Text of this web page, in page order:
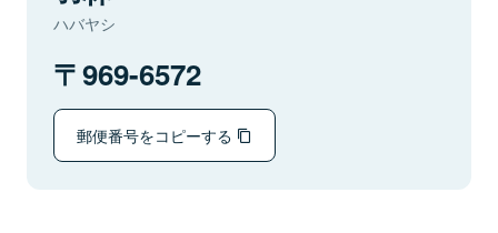
ハバヤシ
969-6572
郵便番号をコピーする